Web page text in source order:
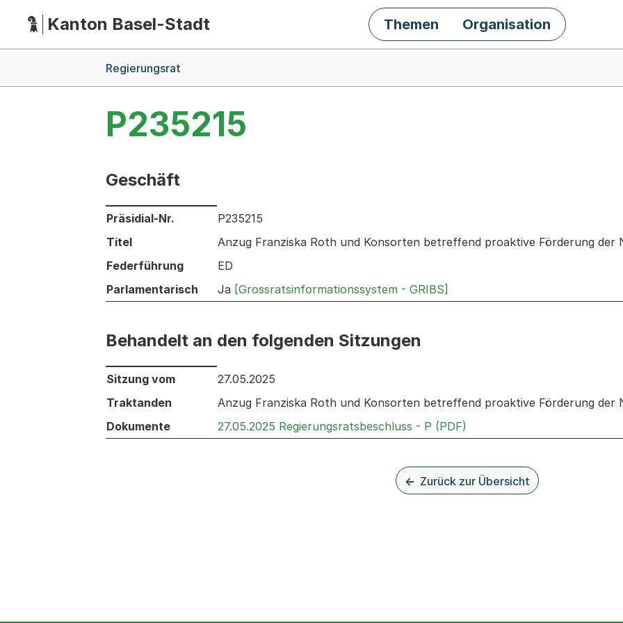
HauptnavigationKanton Basel-Stadt Themen Organisation
Regierungsrat
P235215
Geschäft
Informationen zum Ausgewählten Geschäft
Präsidial-Nr.
P235215
Titel
Anzug Franziska Roth und Konsorten betreffend proaktive Förderung der
Federführung
ED
Parlamentarisch
Ja [Grossratsinformationssystem - GRIBS]
Behandelt an den folgenden Sitzungen
Behandelt an den folgenden Sitzungen: Informationen zu den Sitzungen zum Geschäft
Sitzung vom
27.05.2025
Traktanden
Anzug Franziska Roth und Konsorten betreffend proaktive Förderung der
Dokumente
27.05.2025 Regierungsratsbeschluss - P (PDF)
Zurück zur Übersicht